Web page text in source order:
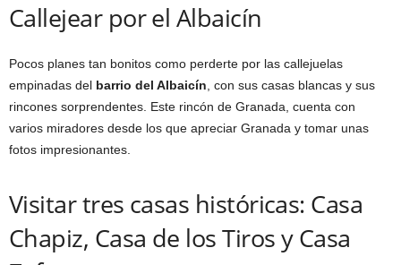
Callejear por el Albaicín
Pocos planes tan bonitos como perderte por las callejuelas
empinadas del barrio del Albaicín , con sus casas blancas y sus
rincones sorprendentes. Este rincón de Granada, cuenta con
varios miradores desde los que apreciar Granada y tomar unas
fotos impresionantes.
Visitar tres casas históricas: Casa
Chapiz, Casa de los Tiros y Casa